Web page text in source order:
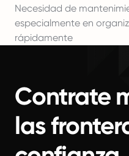
Necesidad de
especialmente en
rápidamente
Contrate
las